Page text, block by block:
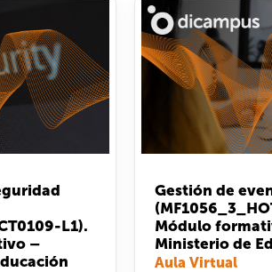
L1).
–
Gestión de
Módulo
Ministerio de
Aula Virtual